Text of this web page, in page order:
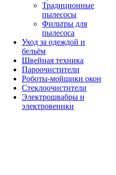
Традиционные
пылесосы
Фильтры для
пылесоса
Уход за одеждой и
бельём
Швейная техника
Пароочистители
Роботы-мойщики окон
Стеклоочистители
Электрошвабры и
электровеники